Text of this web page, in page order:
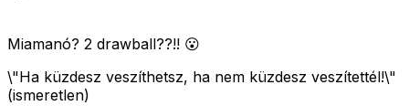
Miamanó? 2 drawball??!! 😮
\"Ha küzdesz veszíthetsz, ha nem küzdesz veszítettél!\"
(ismeretlen)